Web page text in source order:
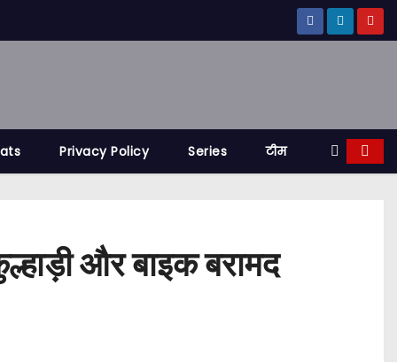
Privacy Policy Series टीम
और बाइक बरामद